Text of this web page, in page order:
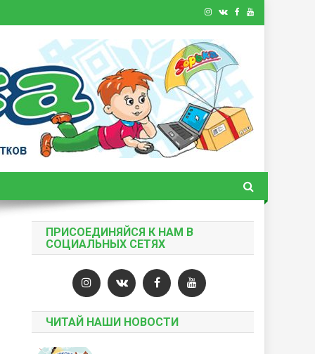
ПРИСОЕДИНЯЙСЯ К НАМ В
СОЦИАЛЬНЫХ СЕТЯХ
ЧИТАЙ НАШИ НОВОСТИ